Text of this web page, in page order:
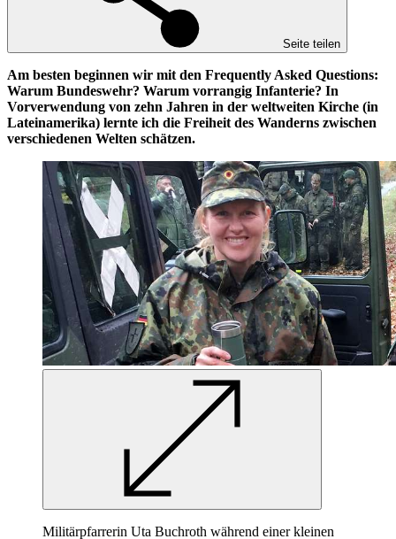
Seite teilen
Am besten beginnen wir mit den Frequently Asked Questions:
Warum Bundeswehr? Warum vorrangig Infanterie? In
Vorverwendung von zehn Jahren in der weltweiten Kirche (in
Lateinamerika) lernte ich die Freiheit des Wanderns zwischen
verschiedenen Welten schätzen.
Militärpfarrerin Uta Buchroth während einer kleinen